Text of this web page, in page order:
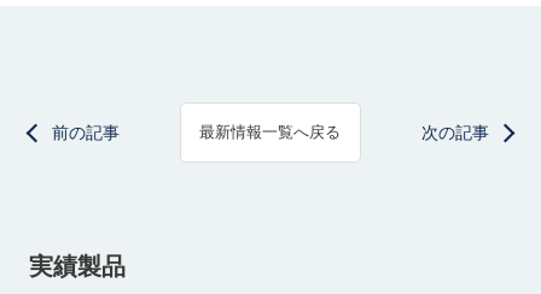
前の記事 最新情報一覧へ戻る 次の記事
実績製品